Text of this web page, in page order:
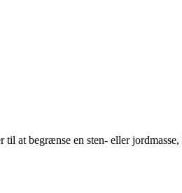
at begrænse en sten- eller